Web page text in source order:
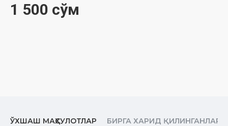
1 500 сўм
ЎХШАШ МАҲСУЛОТЛАР БИРГА ХАРИД ҚИЛИНГАНЛАР